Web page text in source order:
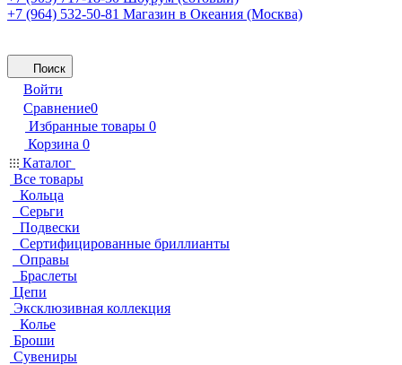
+7 (964) 532-50-81 Магазин в Океания (Москва)
Поиск
Войти
Сравнение0
Избранные товары 0
Корзина 0
Каталог
Все товары
Кольца
Серьги
Подвески
Сертифицированные бриллианты
Оправы
Браслеты
Цепи
Эксклюзивная коллекция
Колье
Броши
Сувениры